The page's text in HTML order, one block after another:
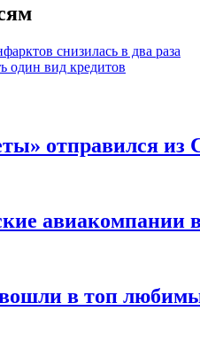
снизилась в два раза
один вид кредитов
отправился из
авиакомпании
в топ